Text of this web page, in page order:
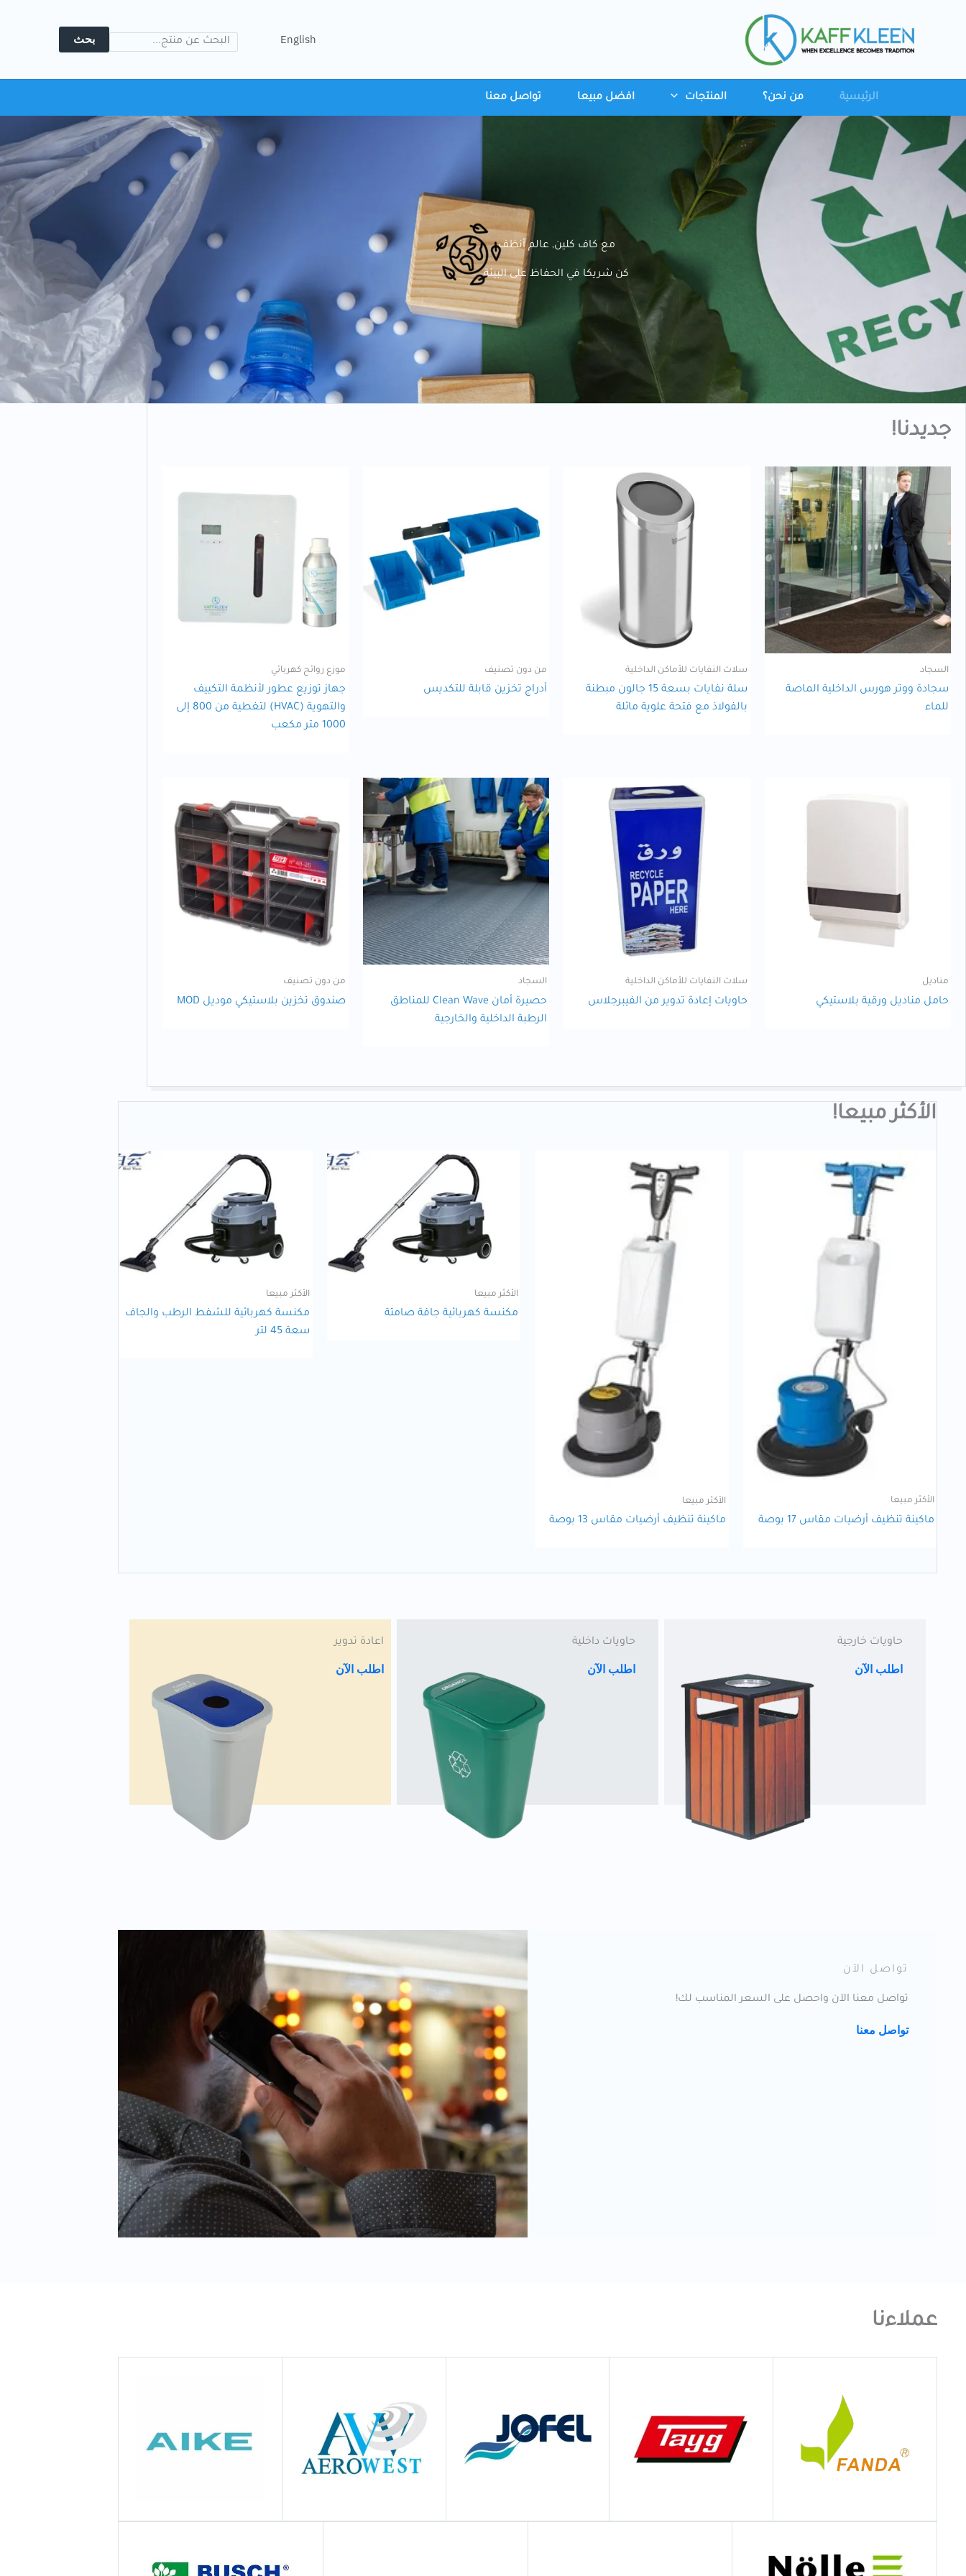
English بحث
الرئيسية من نحن؟ المنتجات افضل مبيعا تواصل معنا
مع كاف كلين, عالم أنظف
كن شريكا في الحفاظ على البيئة
جديدنا!
السجاد
سجادة ووتر هورس الداخلية الماصة
للماء
سلات النفايات للأماكن الداخلية
سلة نفايات بسعة 15 جالون مبطنة
بالفولاذ مع فتحة علوية مائلة
من دون تصنيف
أدراج تخزين قابلة للتكديس
موزع روائح كهربائي
جهاز توزيع عطور لأنظمة التكييف
والتهوية (HVAC) لتغطية من 800 إلى
1000 متر مكعب
مناديل
حامل مناديل ورقية بلاستيكي
سلات النفايات للأماكن الداخلية
حاويات إعادة تدوير من الفيبرجلاس
السجاد
حصيرة أمان Clean Wave للمناطق
الرطبة الداخلية والخارجية
من دون تصنيف
صندوق تخزين بلاستيكي موديل MOD
الأكثر مبيعا!
الأكثر مبيعا
ماكينة تنظيف أرضيات مقاس 17 بوصة
الأكثر مبيعا
ماكينة تنظيف أرضيات مقاس 13 بوصة
الأكثر مبيعا
مكنسة كهربائية جافة صامتة
الأكثر مبيعا
مكنسة كهربائية للشفط الرطب والجاف
سعة 45 لتر
حاويات خارجية
اطلب الآن
حاويات داخلية
اطلب الآن
اعادة تدوير
اطلب الآن
تواصل الآن
تواصل معنا الآن واحصل على السعر المناسب لك!
تواصل معنا
عملاءنا